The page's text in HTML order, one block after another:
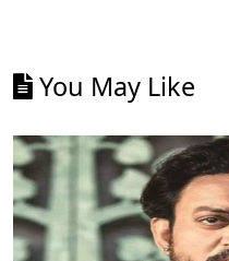
You May Like